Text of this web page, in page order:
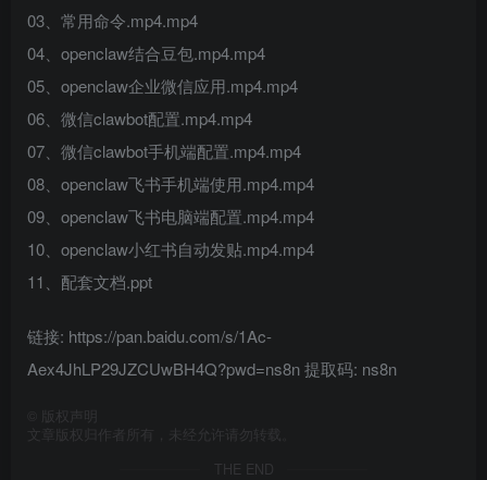
03、常用命令.mp4.mp4
04、openclaw结合豆包.mp4.mp4
05、openclaw企业微信应用.mp4.mp4
06、微信clawbot配置.mp4.mp4
07、微信clawbot手机端配置.mp4.mp4
08、openclaw飞书手机端使用.mp4.mp4
09、openclaw飞书电脑端配置.mp4.mp4
10、openclaw小红书自动发贴.mp4.mp4
11、配套文档.ppt
链接: https://pan.baidu.com/s/1Ac-
Aex4JhLP29JZCUwBH4Q?pwd=ns8n 提取码: ns8n
版权声明
文章版权归作者所有，未经允许请勿转载。
THE END